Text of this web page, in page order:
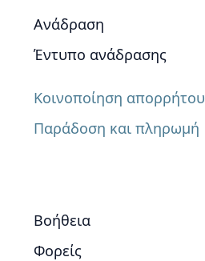
Ανάδραση
Έντυπο ανάδρασης
Κοινοποίηση απορρήτου
Παράδοση και πληρωμή
Βοήθεια
Φορείς